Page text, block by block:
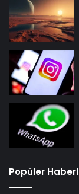
Popüler